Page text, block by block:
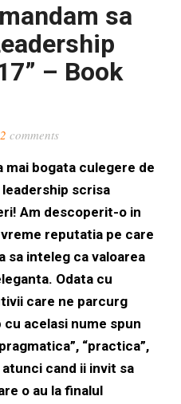
sa
– Book
2comments
mai bogata culegere de
scrisa
Am descoperit-o in
reputatia pe care
sa inteleg ca valoarea
Odata cu
care ne parcurg
acelasi nume spun
“practica”,
atunci cand ii invit sa
o au la finalul